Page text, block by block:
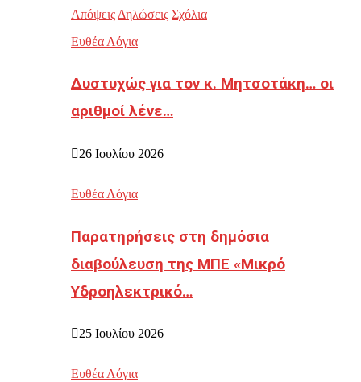
Απόψεις Δηλώσεις Σχόλια
Ευθέα Λόγια
Δυστυχώς για τον κ. Μητσοτάκη… οι
αριθμοί λένε…
26 Ιουλίου 2026
Ευθέα Λόγια
Παρατηρήσεις στη δημόσια
διαβούλευση της ΜΠΕ «Μικρό
Υδροηλεκτρικό…
25 Ιουλίου 2026
Ευθέα Λόγια